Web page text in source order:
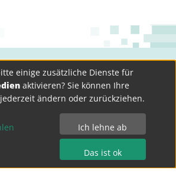
einige zusätzliche Dienste für
aktivieren? Sie können Ihre
ändern oder zurückziehen.
Ich lehne ab
Das ist ok